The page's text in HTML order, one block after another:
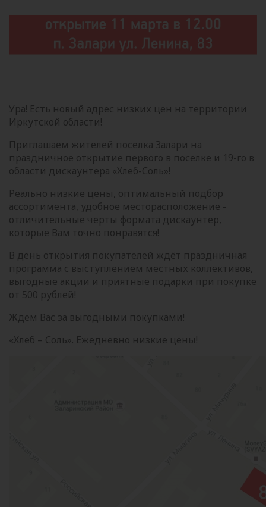
Ура! Есть новый адрес низких цен на территории
Иркутской области!
Приглашаем жителей поселка Залари на
праздничное открытие первого в поселке и 19-го в
области дискаунтера «Хлеб-Соль»!
Реально низкие цены, оптимальный подбор
ассортимента, удобное месторасположение -
отличительные черты формата дискаунтер,
которые Вам точно понравятся!
В день открытия покупателей ждёт праздничная
программа с выступлением местных коллективов,
выгодные акции и приятные подарки при покупке
от 500 рублей!
Ждем Вас за выгодными покупками!
«Хлеб – Соль». Ежедневно низкие цены!